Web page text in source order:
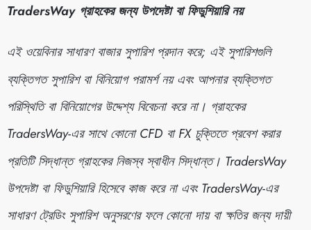
TradersWay গ্রাহকের জন্য উপদেষ্টা বা ফিডুশিয়ারি নয়
এই ওয়েবিনার সাধারণ বাজার সুপারিশ প্রদান করে; এই সুপারিশগুলি
ব্যক্তিগত সুপারিশ বা বিনিয়োগ পরামর্শ নয় এবং আপনার ব্যক্তিগত
পরিস্থিতি বা বিনিয়োগের উদ্দেশ্য বিবেচনা করে না। গ্রাহকের
TradersWay-এর সাথে কোনো CFD বা FX চুক্তিতে প্রবেশ করার
প্রতিটি সিদ্ধান্ত গ্রাহকের নিজস্ব স্বাধীন সিদ্ধান্ত। TradersWay
উপদেষ্টা বা ফিডুশিয়ারি হিসেবে কাজ করে না এবং TradersWay-এর
সাধারণ ট্রেডিং সুপারিশ অনুসরণের ফলে কোনো দায় বা ক্ষতির জন্য দায়ী